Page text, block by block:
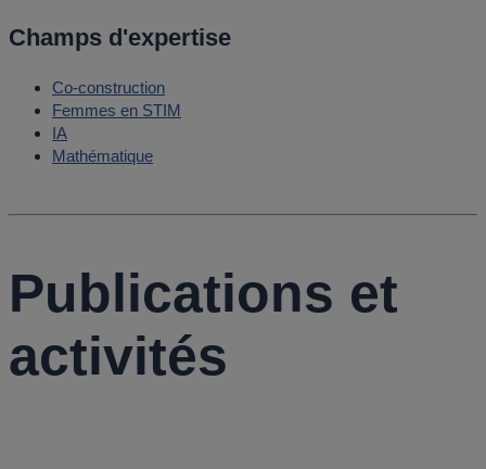
Champs d'expertise
Co-construction
Femmes en STIM
IA
Mathématique
Publications et
activités